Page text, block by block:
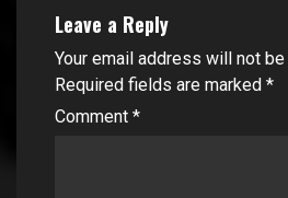
Leave a Reply
Your email address will not
Required fields are marked *
Comment *